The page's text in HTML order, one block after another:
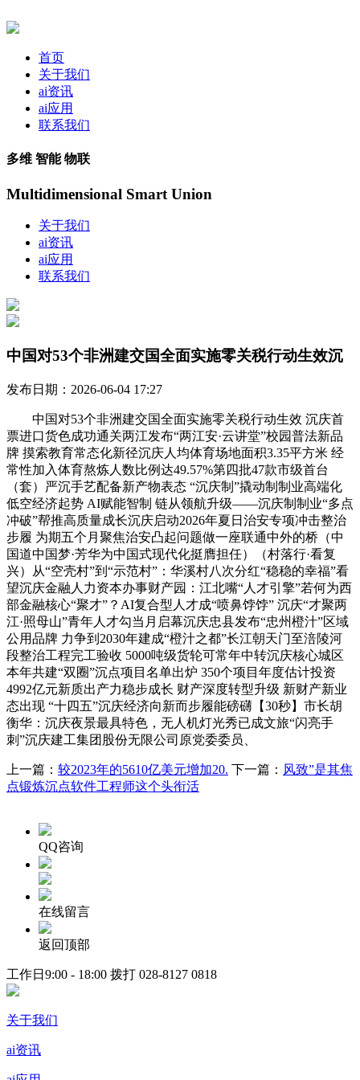
首页
关于我们
ai资讯
ai应用
联系我们
多维 智能 物联
Multidimensional Smart Union
关于我们
ai资讯
ai应用
联系我们
中国对53个非洲建交国全面实施零关税行动生效沉
发布日期：2026-06-04 17:27
中国对53个非洲建交国全面实施零关税行动生效 沉庆首
票进口货色成功通关两江发布“两江安·云讲堂”校园普法新品
牌 摸索教育常态化新径沉庆人均体育场地面积3.35平方米 经
常性加入体育熬炼人数比例达49.57%第四批47款市级首台
（套）严沉手艺配备新产物表态 “沉庆制”撬动制制业高端化
低空经济起势 AI赋能智制 链从领航升级——沉庆制制业“多点
冲破”帮推高质量成长沉庆启动2026年夏日治安专项冲击整治
步履 为期五个月聚焦治安凸起问题做一座联通中外的桥（中
国道中国梦·芳华为中国式现代化挺膺担任）（村落行·看复
兴）从“空壳村”到“示范村”：华溪村八次分红“稳稳的幸福”看
望沉庆金融人力资本办事财产园：江北嘴“人才引擎”若何为西
部金融核心“聚才”？AI复合型人才成“喷鼻饽饽” 沉庆“才聚两
江·照母山”青年人才勾当月启幕沉庆忠县发布“忠州橙汁”区域
公用品牌 力争到2030年建成“橙汁之都”长江朝天门至涪陵河
段整治工程完工验收 5000吨级货轮可常年中转沉庆核心城区
本年共建“双圈”沉点项目名单出炉 350个项目年度估计投资
4992亿元新质出产力稳步成长 财产深度转型升级 新财产新业
态出现 “十四五”沉庆经济向新而步履能磅礴【30秒】市长胡
衡华：沉庆夜景最具特色，无人机灯光秀已成文旅“闪亮手
刺”沉庆建工集团股份无限公司原党委委员、
上一篇： 较2023年的5610亿美元增加20. 下一篇： 风致”是其焦
点锻炼沉点软件工程师这个头衔活
QQ咨询
在线留言
返回顶部
工作日9:00 - 18:00 拨打 028-8127 0818
关于我们
ai资讯